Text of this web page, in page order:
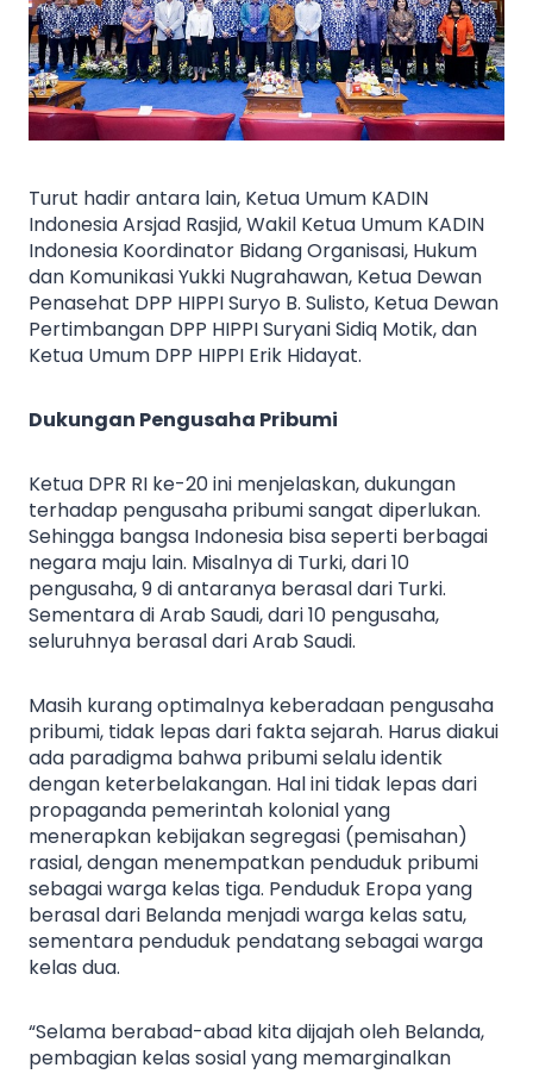
Turut hadir antara lain, Ketua Umum KADIN
Indonesia Arsjad Rasjid, Wakil Ketua Umum KADIN
Indonesia Koordinator Bidang Organisasi, Hukum
dan Komunikasi Yukki Nugrahawan, Ketua Dewan
Penasehat DPP HIPPI Suryo B. Sulisto, Ketua Dewan
Pertimbangan DPP HIPPI Suryani Sidiq Motik, dan
Ketua Umum DPP HIPPI Erik Hidayat.
Dukungan Pengusaha Pribumi
Ketua DPR RI ke-20 ini menjelaskan, dukungan
terhadap pengusaha pribumi sangat diperlukan.
Sehingga bangsa Indonesia bisa seperti berbagai
negara maju lain. Misalnya di Turki, dari 10
pengusaha, 9 di antaranya berasal dari Turki.
Sementara di Arab Saudi, dari 10 pengusaha,
seluruhnya berasal dari Arab Saudi.
Masih kurang optimalnya keberadaan pengusaha
pribumi, tidak lepas dari fakta sejarah. Harus diakui
ada paradigma bahwa pribumi selalu identik
dengan keterbelakangan. Hal ini tidak lepas dari
propaganda pemerintah kolonial yang
menerapkan kebijakan segregasi (pemisahan)
rasial, dengan menempatkan penduduk pribumi
sebagai warga kelas tiga. Penduduk Eropa yang
berasal dari Belanda menjadi warga kelas satu,
sementara penduduk pendatang sebagai warga
kelas dua.
“Selama berabad-abad kita dijajah oleh Belanda,
pembagian kelas sosial yang memarginalkan